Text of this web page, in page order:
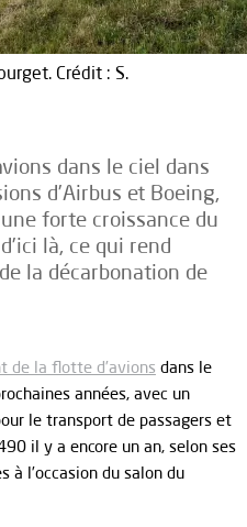
Crédit : S.
dans le ciel dans
d’Airbus et Boeing,
forte croissance du
là, ce qui rend
la décarbonation de
de la flotte d’avions dans le
années, avec un
le transport de passagers et
il y a encore un an, selon ses
l’occasion du salon du